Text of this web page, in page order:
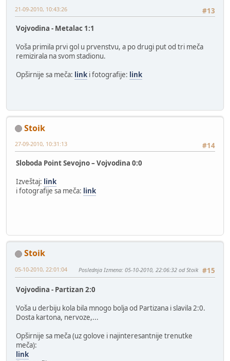
#13
21-09-2010, 10:43:26
Vojvodina - Metalac 1:1
Voša primila prvi gol u prvenstvu, a po drugi put od tri meča
remizirala na svom stadionu.
Opširnije sa meča: link i fotografije: link
Stoik
#14
27-09-2010, 10:31:13
Sloboda Point Sevojno – Vojvodina 0:0
Izveštaj: link
i fotografije sa meča: link
Stoik
#15
05-10-2010, 22:01:04 Poslednja Izmena: 05-10-2010, 22:06:32 od Stoik
Vojvodina - Partizan 2:0
Voša u derbiju kola bila mnogo bolja od Partizana i slavila 2:0.
Dosta kartona, nervoze,...
Opširnije sa meča (uz golove i najinteresantnije trenutke
meča):
link